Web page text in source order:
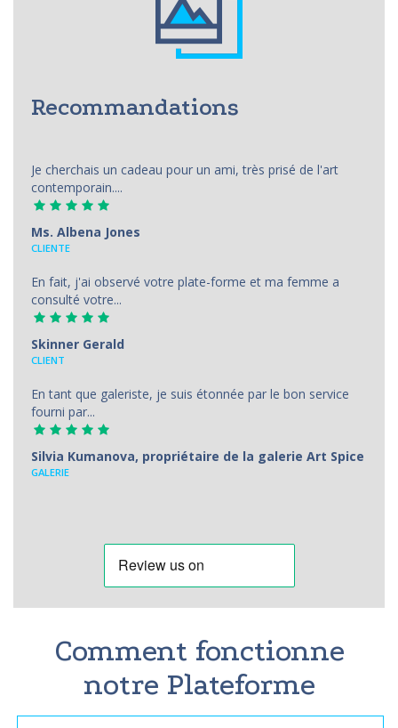
Recommandations
Je cherchais un cadeau pour un ami, très prisé de l'art
contemporain....
Ms. Albena Jones
CLIENTE
En fait, j'ai observé votre plate-forme et ma femme a
consulté votre...
Skinner Gerald
CLIENT
En tant que galeriste, je suis étonnée par le bon service
fourni par...
Silvia Kumanova, propriétaire de la galerie Art Spice
GALERIE
Comment fonctionne
notre Plateforme